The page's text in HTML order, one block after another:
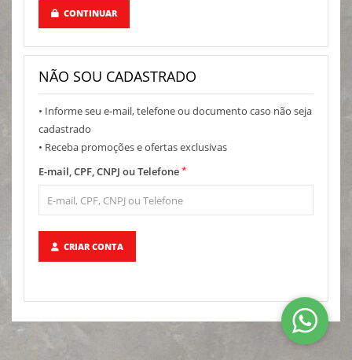
CONTINUAR
NÃO SOU CADASTRADO
• Informe seu e-mail, telefone ou documento caso não seja
cadastrado
• Receba promoções e ofertas exclusivas
E-mail, CPF, CNPJ ou Telefone*
CRIAR CONTA